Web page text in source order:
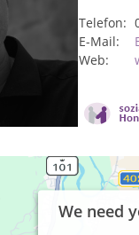
Telefon:
E-Mail:
Web:
We need